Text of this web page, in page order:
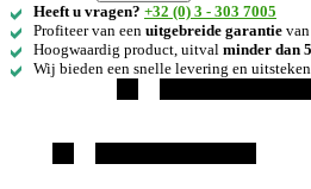
Heeft u vragen? +32 (0) 3 - 303 7005
Profiteer van een uitgebreide garantie van
Hoogwaardig product, uitval minder dan
Wij bieden een snelle levering en